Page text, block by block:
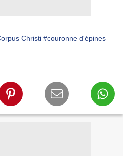
Christi #couronne d'épines